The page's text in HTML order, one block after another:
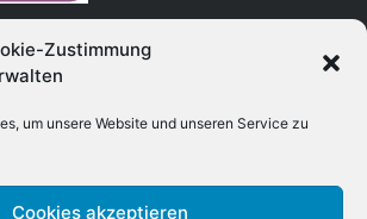
Zustimmung
um unsere Website und unseren Service zu
Cookies akzeptieren